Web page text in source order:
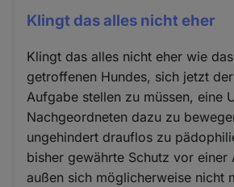
Klingt das alles nicht eher
Klingt das alles nicht eher wie
getroffenen Hundes, sich jetzt
Aufgabe stellen zu müssen, eine
Nachgeordneten dazu zu
ungehindert drauflos zu
bisher gewährte Schutz vor einer
außen sich möglicherweise nicht